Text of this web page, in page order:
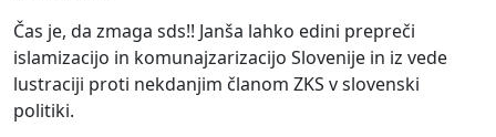
Čas je, da zmaga sds!! Janša lahko edini prepreči
islamizacijo in komunajzarizacijo Slovenije in iz vede
lustraciji proti nekdanjim članom ZKS v slovenski
politiki.